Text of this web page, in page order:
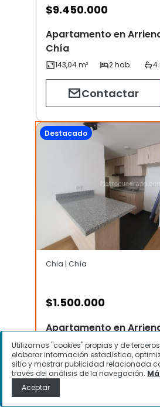
$9.450.000
Apartamento en
Chía
Contactar
Destacado
Chia | Chía
$1.500.000
Apartamento en
Chía
Utilizamos "cookies" propias y de
elaborar información estadística,
sitio y mostrar publicidad relacionada
través del análisis de la navegación.
Aceptar